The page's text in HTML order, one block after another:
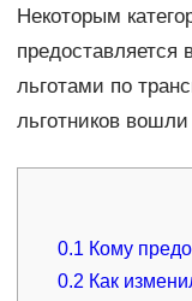
Некоторым
предоставляется
льготами по
льготников
0.1 Кому
0.2 Как